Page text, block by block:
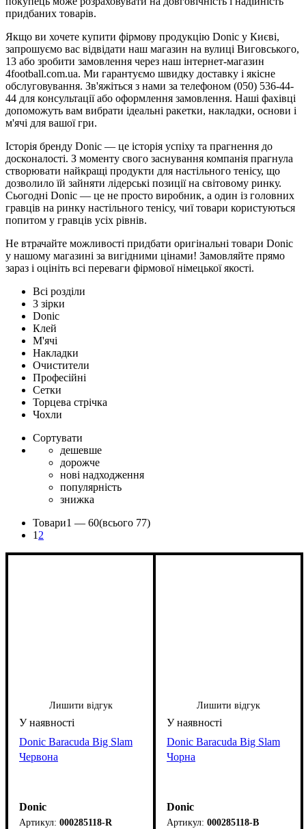
придбаних товарів.
Якщо ви хочете купити фірмову продукцію Donic у Києві,
запрошуємо вас відвідати наш магазин на вулиці Виговського,
13 або зробити замовлення через наш інтернет-магазин
4football.com.ua. Ми гарантуємо швидку доставку і якісне
обслуговування. Зв'яжіться з нами за телефоном (050) 536-44-
44 для консультації або оформлення замовлення. Наші фахівці
допоможуть вам вибрати ідеальні ракетки, накладки, основи і
м'ячі для вашої гри.
Історія бренду Donic — це історія успіху та прагнення до
досконалості. З моменту свого заснування компанія прагнула
створювати найкращі продукти для настільного тенісу, що
дозволило їй зайняти лідерські позиції на світовому ринку.
Сьогодні Donic — це не просто виробник, а один із головних
гравців на ринку настільного тенісу, чиї товари користуються
попитом у гравців усіх рівнів.
Не втрачайте можливості придбати оригінальні товари Donic
у нашому магазині за вигідними цінами! Замовляйте прямо
зараз і оцініть всі переваги фірмової німецької якості.
Всі розділи
3 зірки
Donic
Клей
М'ячі
Накладки
Очистители
Професійні
Сетки
Торцева стрічка
Чохли
Сортувати
дешевше
дорожче
нові надходження
популярність
знижка
Товари1 — 60(всього 77)
1 2
Лишити відгук
Donic Baracuda Big Slam
Червона
Donic
000285118-R
Лишити відгук
Donic Baracuda Big Slam
Чорна
Donic
000285118-B